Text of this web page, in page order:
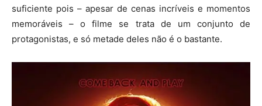
suficiente pois – apesar de cenas incríveis e momentos
memoráveis – o filme se trata de um conjunto de
protagonistas, e só metade deles não é o bastante.